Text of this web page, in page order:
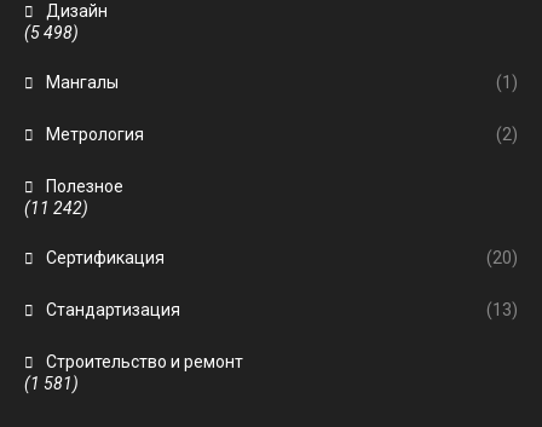
Дизайн
(5 498)
Мангалы (1)
Метрология (2)
Полезное
(11 242)
Сертификация (20)
Стандартизация (13)
Строительство и ремонт
(1 581)